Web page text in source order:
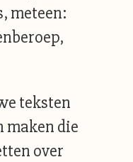
meteen:
teksten
maken die
over